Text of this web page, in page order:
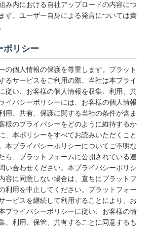
み内における自社アップロードの内容につ
す。ユーザー自身による発言については責
ポリシー
の個人情報の保護を尊重します。プラット
るサービスをご利用の際、当社は本プライ
従い、お客様の個人情報を収集、利用、共
イバシーポリシーには、お客様の個人情報
用、共有、保護に関する当社の条件が含ま
様のプライバシーをどのように維持するか
、本ポリシーをすべてお読みいただくこと
本プライバシーポリシーについてご不明な
ら、プラットフォームに公開されている連
い合わせください。本プライバシーポリシ
容に同意しない場合は、直ちにプラットフ
利用を中止してください。プラットフォー
ービスを継続して利用することにより、お
プライバシーポリシーに従い、お客様の情
、利用、保管、共有することに同意するも